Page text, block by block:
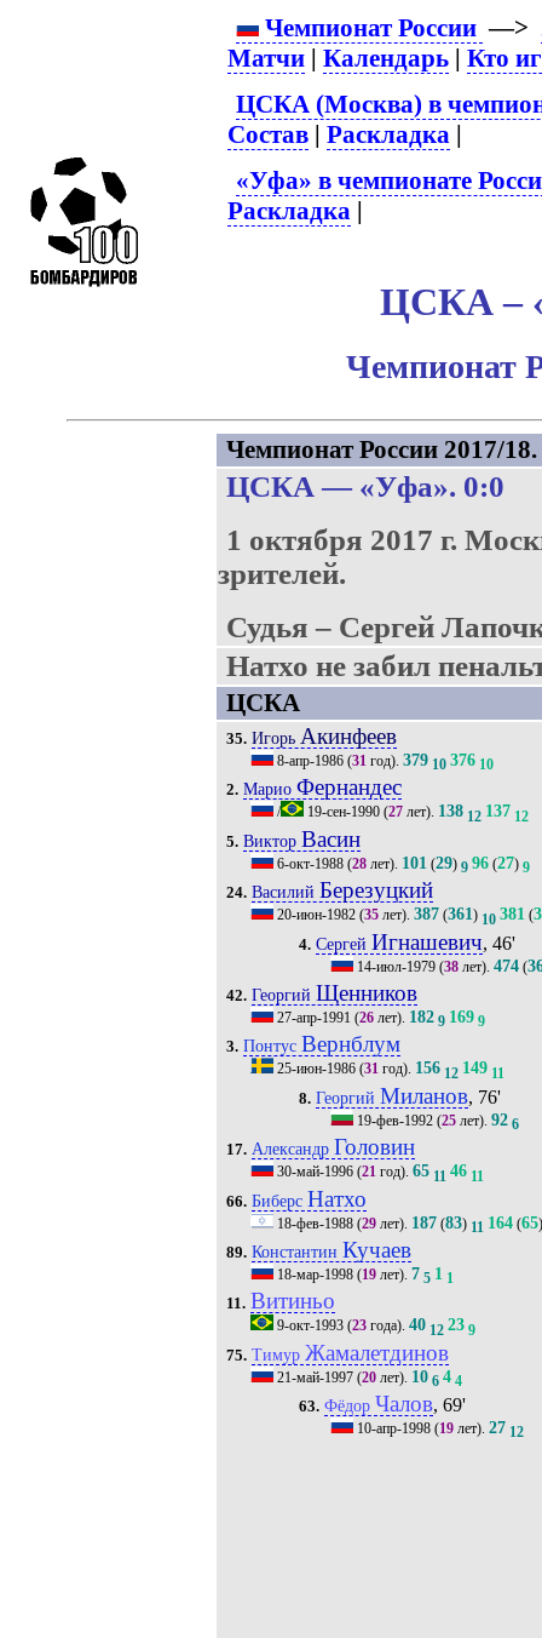
Чемпионат России —>
Матчи |Календарь |Кто
ЦСКА (Москва) в
Состав |Раскладка |
«Уфа» в чемпионате
Раскладка |
ЦСКА –
Чемпионат
Чемпионат России 2017/
ЦСКА — «Уфа». 0:0
1 октября 2017 г.
зрителей.
Судья – Сергей
Натхо не забил
ЦСКА
35. Игорь Акинфеев
8-апр-1986(31год). 379 10 376 10
2. Марио Фернандес
/ 19-сен-1990(27лет). 138 12 137 12
5. Виктор Васин
6-окт-1988(28лет). 101 (29) 9 96(27) 9
24. Василий Березуцкий
20-июн-1982(35лет). 387(361) 10 381(
4. Сергей Игнашевич, 46'
14-июл-1979 (38 лет).474 (
42. Георгий Щенников
27-апр-1991 (26лет). 182 9 169 9
3. Понтус Вернблум
25-июн-1986(31год). 156 12 149 11
8. Георгий Миланов, 76'
19-фев-1992 (25 лет).92 6
17. Александр Головин
30-май-1996(21год). 65 11 46 11
66. Биберс Натхо
18-фев-1988(29лет). 187(83) 11 164(65)
89. Константин Кучаев
18-мар-1998(19лет). 7 5 1 1
11. Витиньо
9-окт-1993(23года). 40 12 23 9
75. Тимур Жамалетдинов
21-май-1997(20лет). 10 6 4 4
63. Фёдор Чалов, 69'
10-апр-1998 (19 лет).27 12